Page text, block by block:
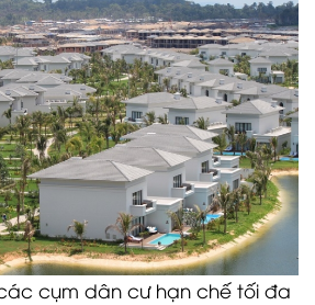
cụm dân cư hạn chế tối đa